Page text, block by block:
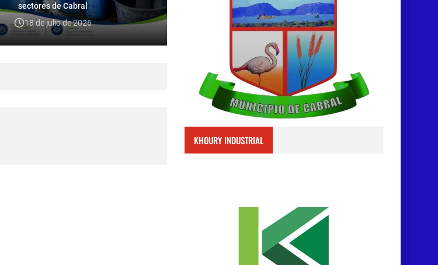
sectores de Cabral
18 de julio de 2026
KHOURY INDUSTRIAL